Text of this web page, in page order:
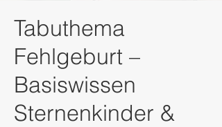
Tabuthema
Fehlgeburt –
Basiswissen
Sternenkinder &